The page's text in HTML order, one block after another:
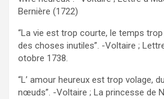
Bernière (1722)
“La vie est trop courte, le temps
des choses inutiles”. -Voltaire ;
otobre 1738.
“L’ amour heureux est trop volage,
nœuds”. -Voltaire ; La princesse de